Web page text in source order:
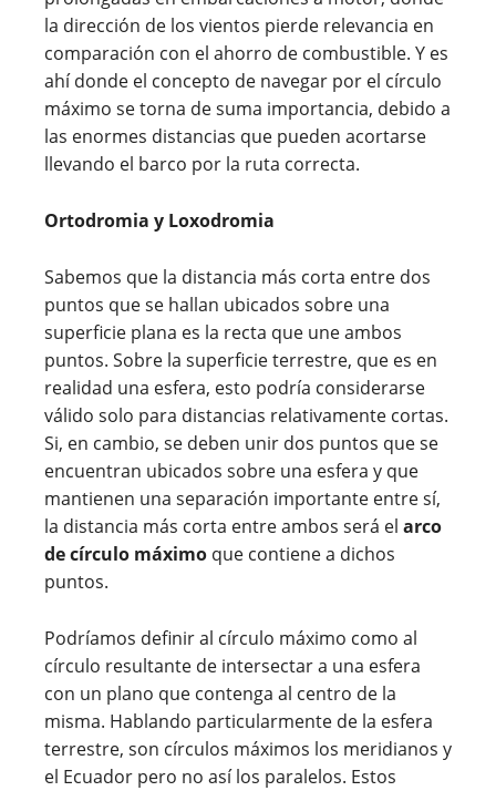
la dirección de los vientos pierde relevancia en
comparación con el ahorro de combustible. Y es
ahí donde el concepto de navegar por el círculo
máximo se torna de suma importancia, debido a
las enormes distancias que pueden acortarse
llevando el barco por la ruta correcta.
Ortodromia y Loxodromia
Sabemos que la distancia más corta entre dos
puntos que se hallan ubicados sobre una
superficie plana es la recta que une ambos
puntos. Sobre la superficie terrestre, que es en
realidad una esfera, esto podría considerarse
válido solo para distancias relativamente cortas.
Si, en cambio, se deben unir dos puntos que se
encuentran ubicados sobre una esfera y que
mantienen una separación importante entre sí,
la distancia más corta entre ambos será el arco
de círculo máximo que contiene a dichos
puntos.
Podríamos definir al círculo máximo como al
círculo resultante de intersectar a una esfera
con un plano que contenga al centro de la
misma. Hablando particularmente de la esfera
terrestre, son círculos máximos los meridianos y
el Ecuador pero no así los paralelos. Estos